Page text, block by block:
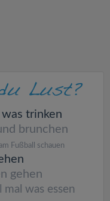
trinken
brunchen
Fußball schauen
gehen
mal was essen